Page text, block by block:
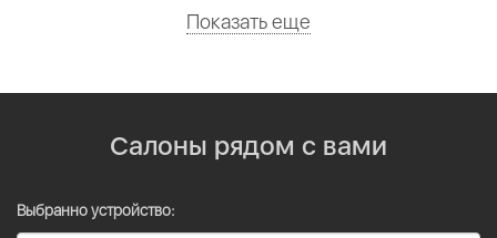
Показать еще
Салоны рядом с вами
Выбранно устройство: